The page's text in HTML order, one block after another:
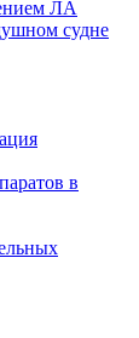
ЛА
судне
в